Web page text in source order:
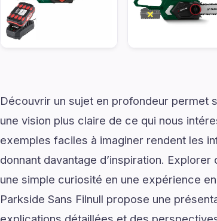
Découvrir un sujet en profondeur permet
une vision plus claire de ce qui nous
exemples faciles à imaginer rendent les
donnant davantage d’inspiration.
une simple curiosité en une expérience
Parkside Sans Filnull propose une